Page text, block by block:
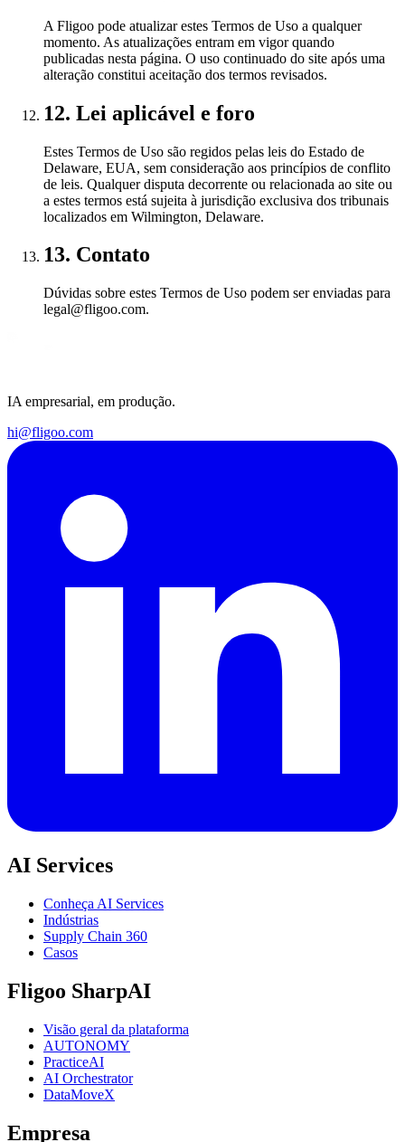
A Fligoo pode atualizar estes Termos de Uso a qualquer
momento. As atualizações entram em vigor quando
publicadas nesta página. O uso continuado do site após uma
alteração constitui aceitação dos termos revisados.
12. Lei aplicável e foro
Estes Termos de Uso são regidos pelas leis do Estado de
Delaware, EUA, sem consideração aos princípios de conflito
de leis. Qualquer disputa decorrente ou relacionada ao site ou
a estes termos está sujeita à jurisdição exclusiva dos tribunais
localizados em Wilmington, Delaware.
13. Contato
Dúvidas sobre estes Termos de Uso podem ser enviadas para
legal@fligoo.com.
IA empresarial, em produção.
hi@fligoo.com
AI Services
Conheça AI Services
Indústrias
Supply Chain 360
Casos
Fligoo SharpAI
Visão geral da plataforma
AUTONOMY
PracticeAI
AI Orchestrator
DataMoveX
Empresa